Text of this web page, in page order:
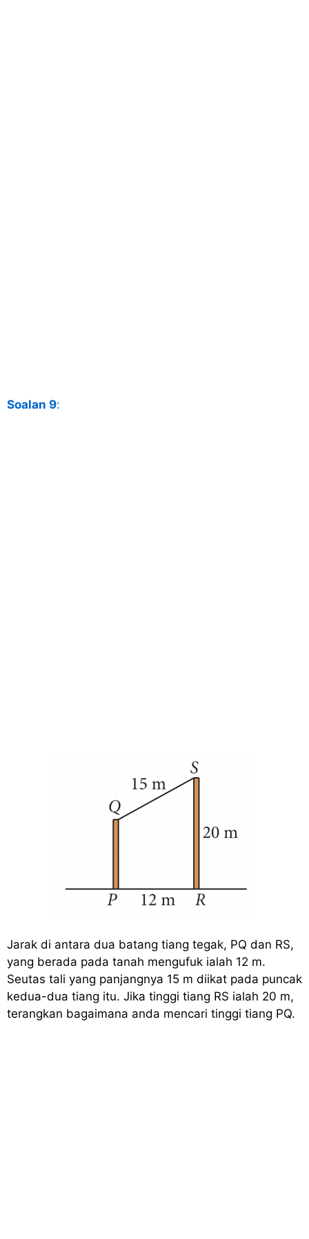
Soalan 9:
Jarak di antara dua batang tiang tegak, PQ dan RS,
yang berada pada tanah mengufuk ialah 12 m.
Seutas tali yang panjangnya 15 m diikat pada puncak
kedua-dua tiang itu. Jika tinggi tiang RS ialah 20 m,
terangkan bagaimana anda mencari tinggi tiang PQ.